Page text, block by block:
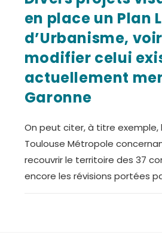
en place un Plan
d’Urbanisme,
modifier celui
actuellement
Garonne
On peut citer, à titre
Toulouse Métropole
recouvrir le territoire des 37
encore les révisions portées